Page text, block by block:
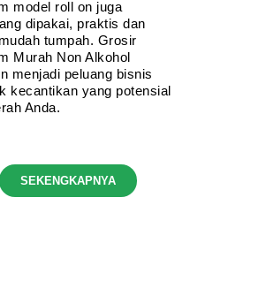
model roll on juga
dipakai, praktis dan
tumpah. Grosir
Murah Non Alkohol
menjadi peluang bisnis
kecantikan yang potensial
Anda.
SEKENGKAPNYA